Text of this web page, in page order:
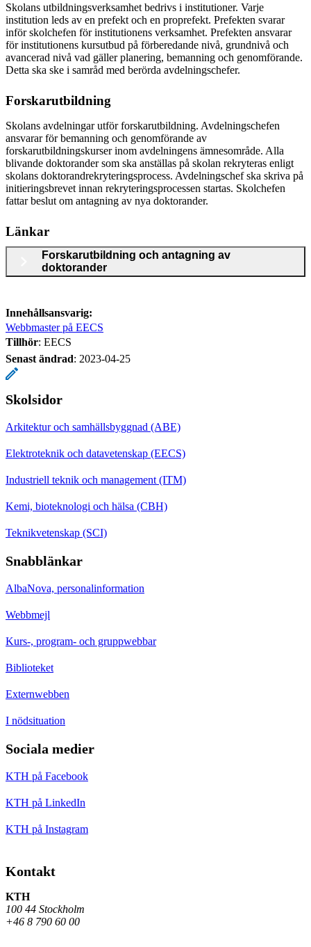
Skolans utbildningsverksamhet bedrivs i institutioner. Varje
institution leds av en prefekt och en proprefekt. Prefekten svarar
inför skolchefen för institutionens verksamhet. Prefekten ansvarar
för institutionens kursutbud på förberedande nivå, grundnivå och
avancerad nivå vad gäller planering, bemanning och genomförande.
Detta ska ske i samråd med berörda avdelningschefer.
Forskarutbildning
Skolans avdelningar utför forskarutbildning. Avdelningschefen
ansvarar för bemanning och genomförande av
forskarutbildningskurser inom avdelningens ämnesområde. Alla
blivande doktorander som ska anställas på skolan rekryteras enligt
skolans doktorandrekryteringsprocess. Avdelningschef ska skriva på
initieringsbrevet innan rekryteringsprocessen startas. Skolchefen
fattar beslut om antagning av nya doktorander.
Länkar
Forskarutbildning och antagning av
doktorander
Innehållsansvarig:
Webbmaster på EECS
Tillhör: EECS
Senast ändrad: 2023-04-25
Skolsidor
Arkitektur och samhällsbyggnad (ABE)
Elektroteknik och datavetenskap (EECS)
Industriell teknik och management (ITM)
Kemi, bioteknologi och hälsa (CBH)
Teknikvetenskap (SCI)
Snabblänkar
AlbaNova, personalinformation
Webbmejl
Kurs-, program- och gruppwebbar
Biblioteket
Externwebben
I nödsituation
Sociala medier
KTH på Facebook
KTH på LinkedIn
KTH på Instagram
Kontakt
KTH
100 44 Stockholm
+46 8 790 60 00